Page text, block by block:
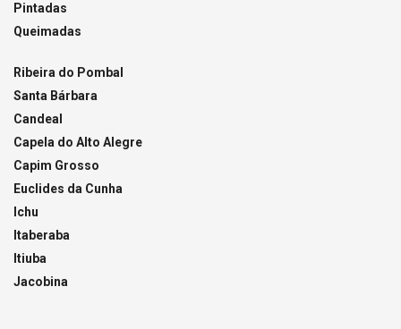
Pintadas
Queimadas
Ribeira do Pombal
Santa Bárbara
Candeal
Capela do Alto Alegre
Capim Grosso
Euclides da Cunha
Ichu
Itaberaba
Itiuba
Jacobina